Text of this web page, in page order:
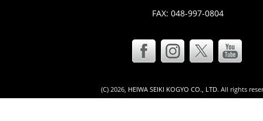
FAX: 048-997-0804
(C) 2026, HEIWA SEIKI KOGYO CO., LTD. All rights